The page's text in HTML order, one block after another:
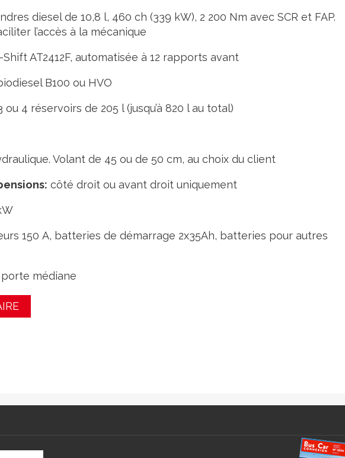
diesel de 10,8 l, 460 ch (339 kW), 2 200 Nm avec SCR et FAP.
l’accès à la mécanique
AT2412F, automatisée à 12 rapports avant
B100 ou HVO
ou 4 réservoirs de 205 l (jusqu’à 820 l au total)
Volant de 45 ou de 50 cm, au choix du client
côté droit ou avant droit uniquement
150 A, batteries de démarrage 2x35Ah, batteries pour autres
médiane